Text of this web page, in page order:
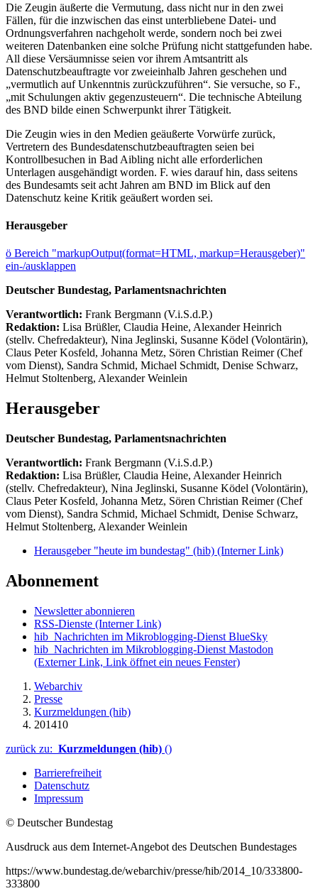
Die Zeugin äußerte die Vermutung, dass nicht nur in den zwei
Fällen, für die inzwischen das einst unterbliebene Datei- und
Ordnungsverfahren nachgeholt werde, sondern noch bei zwei
weiteren Datenbanken eine solche Prüfung nicht stattgefunden habe.
All diese Versäumnisse seien vor ihrem Amtsantritt als
Datenschutzbeauftragte vor zweieinhalb Jahren geschehen und
„vermutlich auf Unkenntnis zurückzuführen“. Sie versuche, so F.,
„mit Schulungen aktiv gegenzusteuern“. Die technische Abteilung
des BND bilde einen Schwerpunkt ihrer Tätigkeit.
Die Zeugin wies in den Medien geäußerte Vorwürfe zurück,
Vertretern des Bundesdatenschutzbeauftragten seien bei
Kontrollbesuchen in Bad Aibling nicht alle erforderlichen
Unterlagen ausgehändigt worden. F. wies darauf hin, dass seitens
des Bundesamts seit acht Jahren am BND im Blick auf den
Datenschutz keine Kritik geäußert worden sei.
Herausgeber
ö Bereich "markupOutput(format=HTML, markup=Herausgeber)"
ein-/ausklappen
Deutscher Bundestag, Parlamentsnachrichten
Verantwortlich: Frank Bergmann (V.i.S.d.P.)
Redaktion: Lisa Brüßler, Claudia Heine, Alexander Heinrich
(stellv. Chefredakteur), Nina Jeglinski, Susanne Ködel (Volontärin),
Claus Peter Kosfeld, Johanna Metz, Sören Christian Reimer (Chef
vom Dienst), Sandra Schmid, Michael Schmidt, Denise Schwarz,
Helmut Stoltenberg, Alexander Weinlein
Herausgeber
Deutscher Bundestag, Parlamentsnachrichten
Verantwortlich: Frank Bergmann (V.i.S.d.P.)
Redaktion: Lisa Brüßler, Claudia Heine, Alexander Heinrich
(stellv. Chefredakteur), Nina Jeglinski, Susanne Ködel (Volontärin),
Claus Peter Kosfeld, Johanna Metz, Sören Christian Reimer (Chef
vom Dienst), Sandra Schmid, Michael Schmidt, Denise Schwarz,
Helmut Stoltenberg, Alexander Weinlein
Herausgeber "heute im bundestag" (hib) (Interner Link)
Abonnement
Newsletter abonnieren
RSS-Dienste (Interner Link)
hib_Nachrichten im Mikroblogging-Dienst BlueSky
hib_Nachrichten im Mikroblogging-Dienst Mastodon
(Externer Link, Link öffnet ein neues Fenster)
Webarchiv
Presse
Kurzmeldungen (hib)
201410
zurück zu: Kurzmeldungen (hib) ()
Barrierefreiheit
Datenschutz
Impressum
© Deutscher Bundestag
Ausdruck aus dem Internet-Angebot des Deutschen Bundestages
https://www.bundestag.de/webarchiv/presse/hib/2014_10/333800-
333800